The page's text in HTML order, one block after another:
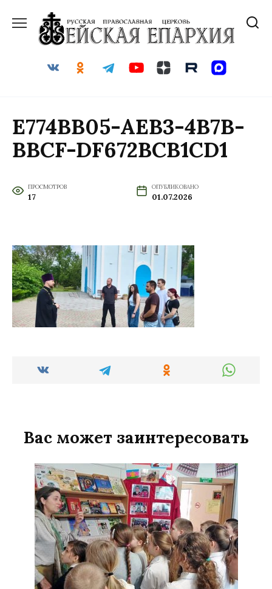
содержанию
E774BB05-AEB3-4B7B-
BBCF-DF672BCB1CD1
ПРОСМОТРОВ
17
ОПУБЛИКОВАНО
01.07.2026
Вас может заинтересовать